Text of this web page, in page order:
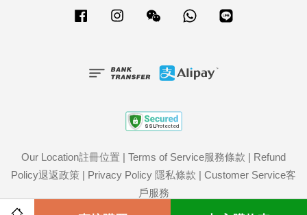
Facebook Instagram Wechat Whatsapp
Our Location註冊位置 Terms of Service服務條款
Refund
Policy退返政策
Privacy Policy 隱私條款
Customer Service客
戶服務